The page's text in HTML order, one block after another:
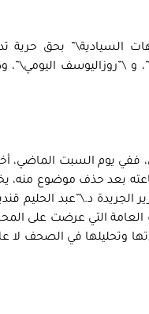
السيادية\” بحق حرية
و \”روزاليوسف اليومي\”،
ففي يوم السبت الماضي،
بعد حذف موضوع منه،
د.\”عبد الحليم
التي عرضت على
وتحليلها في الصحف لا